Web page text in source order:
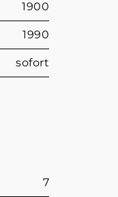
1900
1990
sofort
7